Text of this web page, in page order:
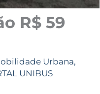
R$ 59
Urbana,
UNIBUS